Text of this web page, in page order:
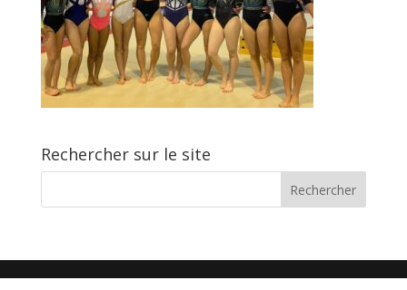
Rechercher sur le site